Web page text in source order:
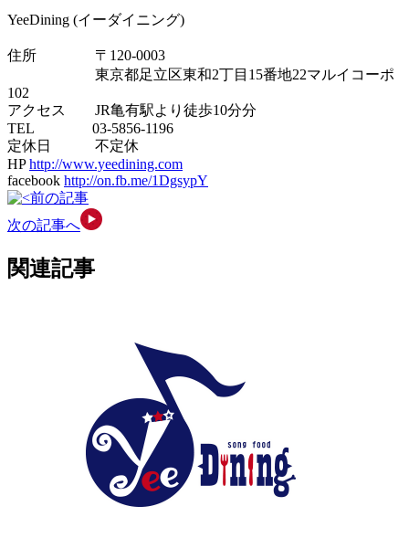
YeeDining (イーダイニング)
住所 〒120-0003
東京都足立区東和2丁目15番地22マルイコーポ
102
アクセス JR亀有駅より徒歩10分分
TEL 03-5856-1196
定休日 不定休
HPhttp://www.yeedining.com
facebook http://on.fb.me/1DgsypY
前の記事
次の記事へ
関連記事